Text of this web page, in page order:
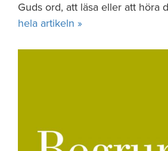
Guds ord, att läsa eller att höra
hela artikeln »